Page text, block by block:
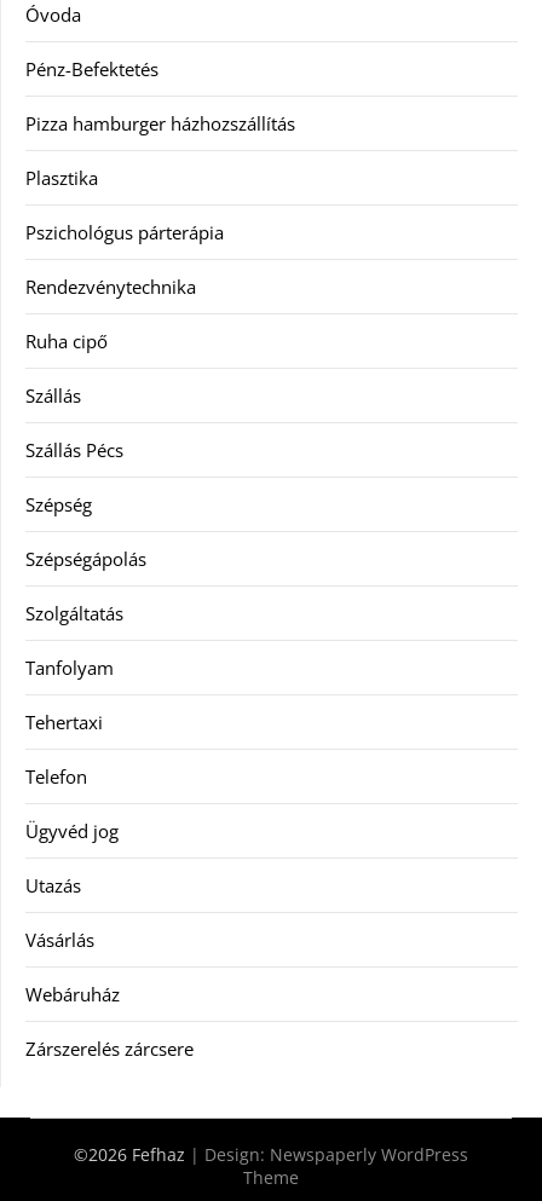
Óvoda
Pénz-Befektetés
Pizza hamburger házhozszállítás
Plasztika
Pszichológus párterápia
Rendezvénytechnika
Ruha cipő
Szállás
Szállás Pécs
Szépség
Szépségápolás
Szolgáltatás
Tanfolyam
Tehertaxi
Telefon
Ügyvéd jog
Utazás
Vásárlás
Webáruház
Zárszerelés zárcsere
©2026 Fefhaz | Design: Newspaperly WordPress
Theme